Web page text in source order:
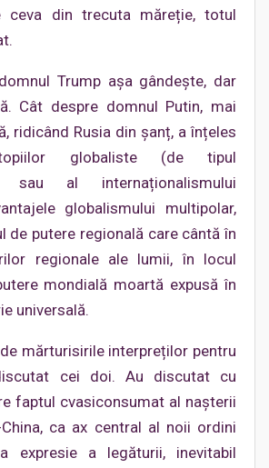
ceva din trecuta măreție, totul
Trump așa gândește, dar
Cât despre domnul Putin, mai
ridicând Rusia din șanț, a înțeles
globaliste (de tipul
sau al internaționalismului
globalismului multipolar,
de putere regională care cântă în
regionale ale lumii, în locul
mondială moartă expusă în
universală.
mărturisirile interpreților pentru
cei doi. Au discutat cu
faptul cvasiconsumat al nașterii
China, ca ax central al noii ordini
expresie a legăturii, inevitabil